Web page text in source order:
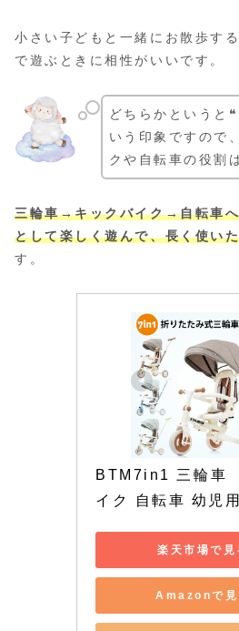
小さい子どもと一緒にお散歩す
で遊ぶときに相性がいいです。
どちらかというと
いう印象ですので
クや自転車の役割
三輪車→キックバイク→自転車
として楽しく遊んで、長く使い
す。
BTM7in1 三輪車
イク 自転車 幼児用
楽天市場で見
Amazonで見